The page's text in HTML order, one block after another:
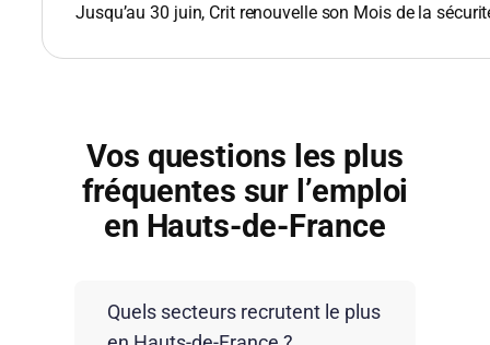
Jusqu’au 30 juin, Crit renouvelle son Mois de la
Vos questions les plus
fréquentes sur l’emploi
en Hauts-de-France
Quels secteurs recrutent le plus